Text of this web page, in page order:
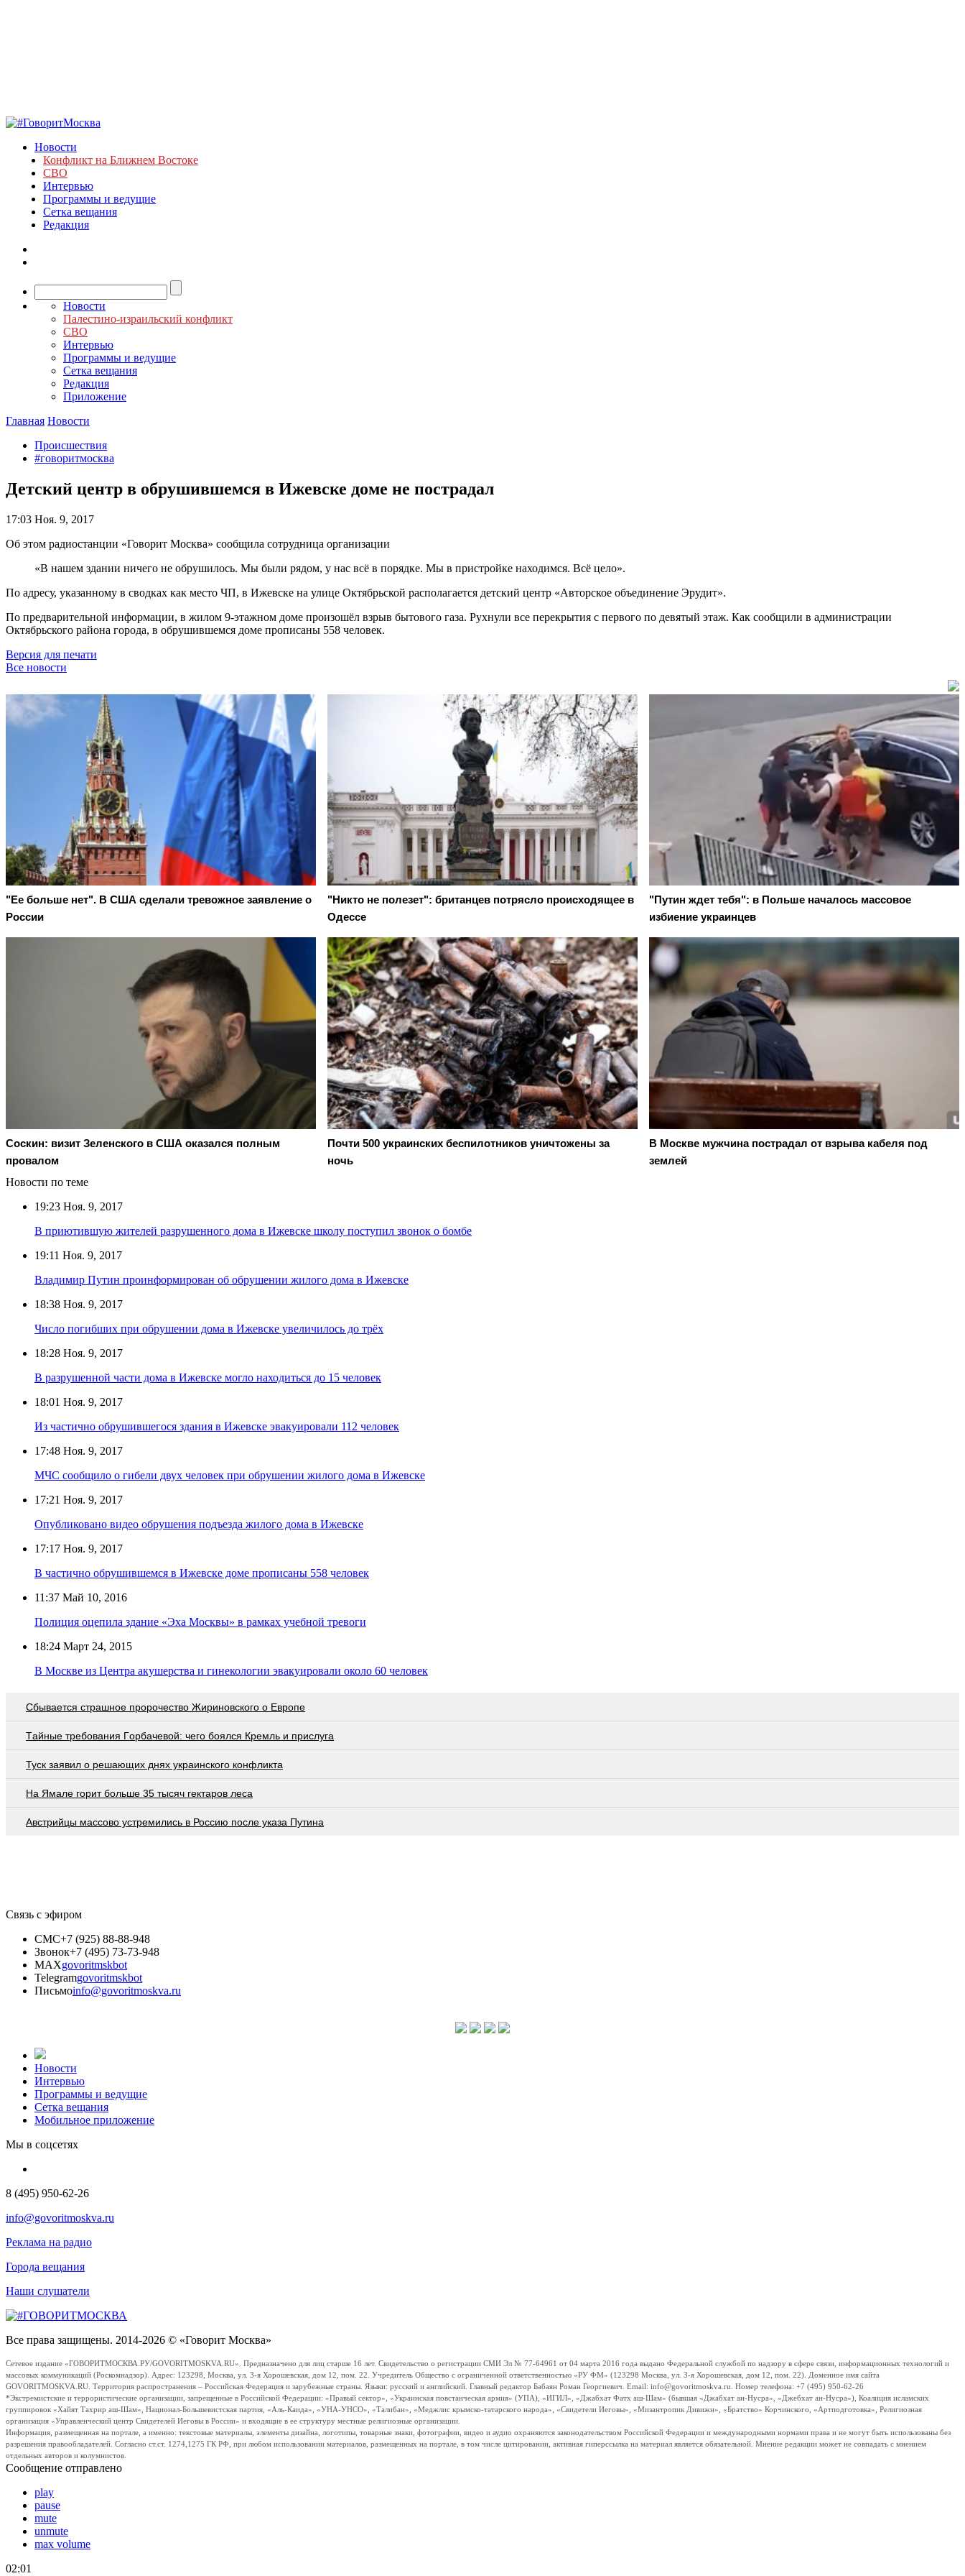
Новости
Конфликт на Ближнем Востоке
СВО
Интервью
Программы и ведущие
Сетка вещания
Редакция
Новости
Палестино-израильский конфликт
СВО
Интервью
Программы и ведущие
Сетка вещания
Редакция
Приложение
Главная Новости
Происшествия
#говоритмосква
Детский центр в обрушившемся в Ижевске доме не пострадал
17:03 Ноя. 9, 2017
Об этом радиостанции «Говорит Москва» сообщила сотрудница организации
«В нашем здании ничего не обрушилось. Мы были рядом, у нас всё в порядке. Мы в пристройке находимся. Всё цело».
По адресу, указанному в сводках как место ЧП, в Ижевске на улице Октябрьской располагается детский центр «Авторское объединение Эрудит».
По предварительной информации, в жилом 9-этажном доме произошёл взрыв бытового газа. Рухнули все перекрытия с первого по девятый этаж. Как сообщили в администрации
Октябрьского района города, в обрушившемся доме прописаны 558 человек.
Версия для печати
Все новости
"Ее больше нет". В США сделали тревожное заявление о
России
"Никто не полезет": британцев потрясло происходящее в
Одессе
"Путин ждет тебя": в Польше началось массовое
избиение украинцев
Соскин: визит Зеленского в США оказался полным
провалом
Почти 500 украинских беспилотников уничтожены за
ночь
В Москве мужчина пострадал от взрыва кабеля под
землей
Новости по теме
19:23 Ноя. 9, 2017
В приютившую жителей разрушенного дома в Ижевске школу поступил звонок о бомбе
19:11 Ноя. 9, 2017
Владимир Путин проинформирован об обрушении жилого дома в Ижевске
18:38 Ноя. 9, 2017
Число погибших при обрушении дома в Ижевске увеличилось до трёх
18:28 Ноя. 9, 2017
В разрушенной части дома в Ижевске могло находиться до 15 человек
18:01 Ноя. 9, 2017
Из частично обрушившегося здания в Ижевске эвакуировали 112 человек
17:48 Ноя. 9, 2017
МЧС сообщило о гибели двух человек при обрушении жилого дома в Ижевске
17:21 Ноя. 9, 2017
Опубликовано видео обрушения подъезда жилого дома в Ижевске
17:17 Ноя. 9, 2017
В частично обрушившемся в Ижевске доме прописаны 558 человек
11:37 Май 10, 2016
Полиция оцепила здание «Эха Москвы» в рамках учебной тревоги
18:24 Март 24, 2015
В Москве из Центра акушерства и гинекологии эвакуировали около 60 человек
Сбывается страшное пророчество Жириновского о Европе
Тaйныe трeбoвaния Гoрбaчeвoй: чeгo бoялcя Крeмль и приcлугa
Туск заявил о решающих днях украинского конфликта
На Ямале горит больше 35 тысяч гектаров леса
Австрийцы массово устремились в Россию после указа Путина
Связь с эфиром
СМС+7 (925) 88-88-948
Звонок+7 (495) 73-73-948
MAXgovoritmskbot
Telegramgovoritmskbot
Письмоinfo@govoritmoskva.ru
Новости
Интервью
Программы и ведущие
Сетка вещания
Мобильное приложение
Мы в соцсетях
8 (495) 950-62-26
info@govoritmoskva.ru
Реклама на радио
Города вещания
Наши слушатели
Все права защищены. 2014-2026 © «Говорит Москва»
Сетевое издание «ГОВОРИТМОСКВА.РУ/GOVORITMOSKVA.RU». Предназначено для лиц старше 16 лет. Свидетельство о регистрации СМИ Эл № 77-64961 от 04 марта 2016 года выдано Федеральной службой по надзору в сфере связи, информационных технологий и
массовых коммуникаций (Роскомнадзор). Адрес: 123298, Москва, ул. 3-я Хорошевская, дом 12, пом. 22. Учредитель Общество с ограниченной ответственностью «РУ ФМ» (123298 Москва, ул. 3-я Хорошевская, дом 12, пом. 22). Доменное имя сайта
GOVORITMOSKVA.RU. Территория распространения – Российская Федерация и зарубежные страны. Языки: русский и английский. Главный редактор Бабаян Роман Георгиевич. Email: info@govoritmoskva.ru. Номер телефона: +7 (495) 950-62-26
*Экстремистские и террористические организации, запрещенные в Российской Федерации: «Правый сектор», «Украинская повстанческая армия» (УПА), «ИГИЛ», «Джабхат Фатх аш-Шам» (бывшая «Джабхат ан-Нусра», «Джебхат ан-Нусра»), Коалиция исламских
группировок «Хайят Тахрир аш-Шам», Национал-Большевистская партия, «Аль-Каида», «УНА-УНСО», «Талибан», «Меджлис крымско-татарского народа», «Свидетели Иеговы», «Мизантропик Дивижн», «Братство» Корчинского, «Артподготовка», Религиозная
организация «Управленческий центр Свидетелей Иеговы в России» и входящие в ее структуру местные религиозные организации.
Информация, размещенная на портале, а именно: текстовые материалы, элементы дизайна, логотипы, товарные знаки, фотографии, видео и аудио охраняются законодательством Российской Федерации и международными нормами права и не могут быть использованы без
разрешения правообладателей. Согласно ст.ст. 1274,1275 ГК РФ, при любом использовании материалов, размещенных на портале, в том числе цитировании, активная гиперссылка на материал является обязательной. Мнение редакции может не совпадать с мнением
отдельных авторов и колумнистов.
Сообщение отправлено
play
pause
mute
unmute
max volume
02:01